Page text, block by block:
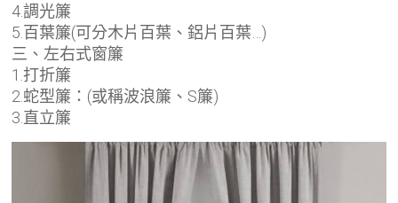
4.調光簾
5.百葉簾(可分木片百葉、鋁片百葉…)
三、左右式窗簾
1.打折簾
2.蛇型簾：(或稱波浪簾、S簾)
3.直立簾